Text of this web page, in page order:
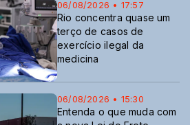
06/08/2026 • 17:57
Rio concentra quase um
terço de casos de
exercício ilegal da
medicina
06/08/2026 • 15:30
Entenda o que muda com